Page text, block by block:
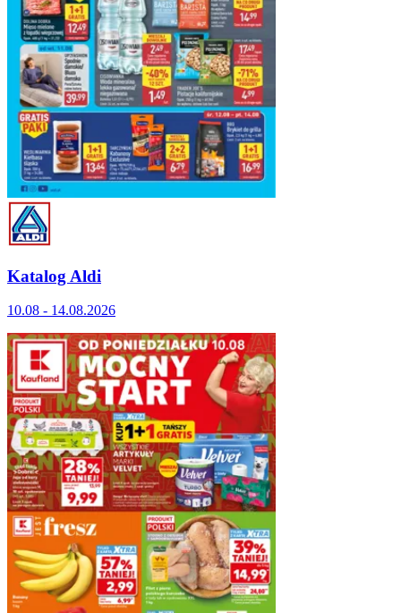
Katalog Aldi
10.08 - 14.08.2026